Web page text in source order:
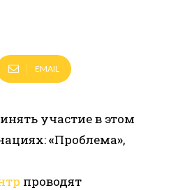
EMAIL
участие в этом
«Проблема»,
проводят